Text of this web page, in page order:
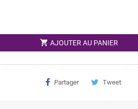
shopping_cart AJOUTER AU PANIER
Partager Tweet